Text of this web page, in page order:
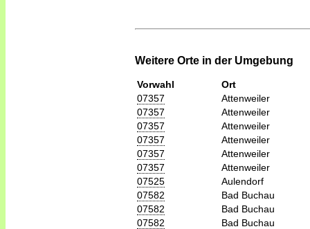
Weitere Orte in der Umgebung
Vorwahl
Ort
07357
Attenweiler
07357
Attenweiler
07357
Attenweiler
07357
Attenweiler
07357
Attenweiler
07357
Attenweiler
07525
Aulendorf
07582
Bad Buchau
07582
Bad Buchau
07582
Bad Buchau